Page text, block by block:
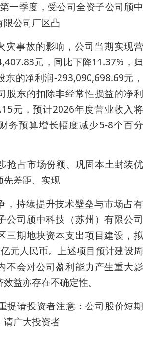
一季度，受公司全资子公司颀中
限公司厂区凸
灾事故的影响，公司当期实现营
元，同比下降11.37%，归
东的净利润-293,090,698.69元，
股东的扣除非经常性损益的净利
元，预计2026年度营业收入将
务预算增长幅度减少5-8个百分
抢占市场份额、巩固本土封装优
先差距、实现
，持续提升技术壁垒与市场占有
公司颀中科技（苏州）有限公司
三期地块资本支出项目建设，拟
元人民币。上述项目预计建设周
不会对公司盈利能力产生重大影
益亦存在不确定性。
提请投资者注意：公司股价短期
请广大投资者